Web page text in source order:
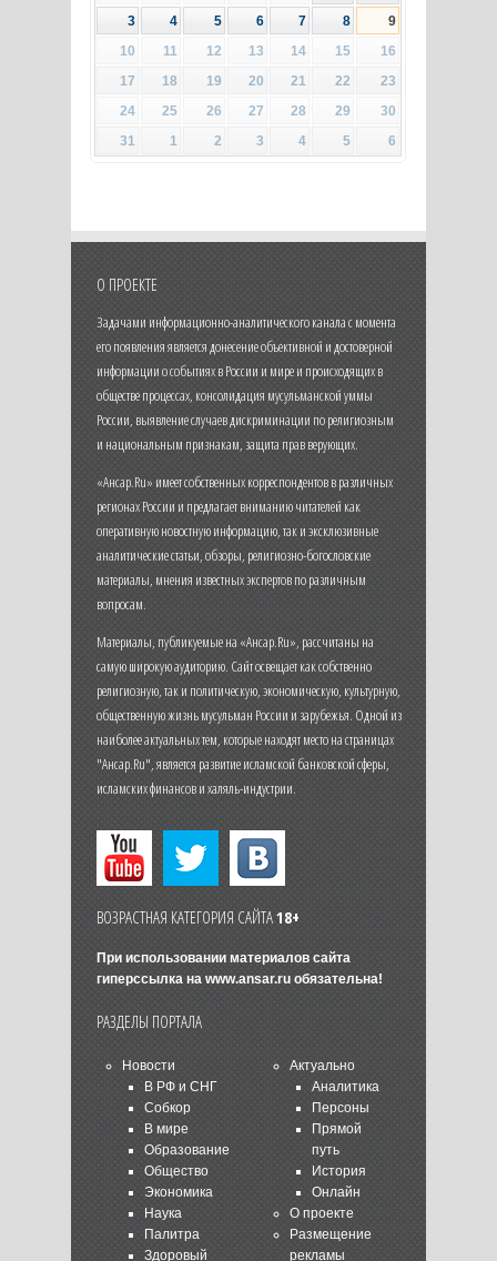
3
4 5 6 7 8
9
10
11 12 13 14 15
16
17
18 19 20 21 22
23
24
25 26 27 28 29
30
31
1 2 3 4 5 6
О ПРОЕКТЕ
Задачами информационно-аналитического канала с момента
его появления является донесение объективной и достоверной
информации о событиях в России и мире и происходящих в
обществе процессах, консолидация мусульманской уммы
России, выявление случаев дискриминации по религиозным
и национальным признакам, защита прав верующих.
«Ансар.Ru» имеет собственных корреспондентов в различных
регионах России и предлагает вниманию читателей как
оперативную новостную информацию, так и эксклюзивные
аналитические статьи, обзоры, религиозно-богословские
материалы, мнения известных экспертов по различным
вопросам.
Материалы, публикуемые на «Ансар.Ru», рассчитаны на
самую широкую аудиторию. Сайт освещает как собственно
религиозную, так и политическую, экономическую, культурную,
общественную жизнь мусульман России и зарубежья. Одной из
наиболее актуальных тем, которые находят место на страницах
"Ансар.Ru", является развитие исламской банковской сферы,
исламских финансов и халяль-индустрии.
ВОЗРАСТНАЯ КАТЕГОРИЯ САЙТА18+
При использовании материалов сайта
гиперссылка на www.ansar.ruобязательна!
РАЗДЕЛЫ ПОРТАЛА
Новости
В РФ и СНГ
Собкор
В мире
Образование
Общество
Экономика
Наука
Палитра
Здоровый
Актуально
Аналитика
Персоны
Прямой
путь
История
Онлайн
О проекте
Размещение
рекламы